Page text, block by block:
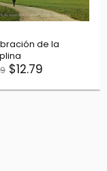
Biblia del Oso 1569 -
Edición de lujo- 450
Aniversario